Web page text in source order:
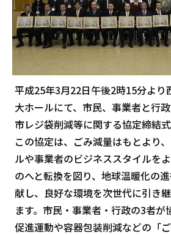
平成25年3月22日午後2時15分より
大ホールにて、市民、事業者と行
市レジ袋削減等に関する協定締結
この協定は、ごみ減量はもとより
ルや事業者のビジネススタイルを
のへと転換を図り、地球温暖化の
献し、良好な環境を次世代に引き
ます。市民・事業者・行政の3者が
促進運動や容器包装削減などの「